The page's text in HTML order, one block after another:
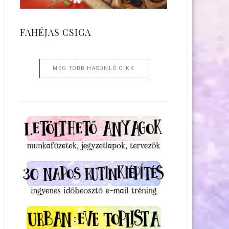
FAHÉJAS CSIGA
MÉG TÖBB HASONLÓ CIKK